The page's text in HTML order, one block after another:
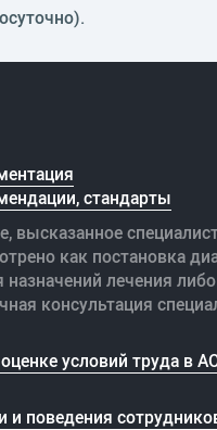
стандарты
высказанное
как постановка
лечения
консультация
условий труда в
и поведения